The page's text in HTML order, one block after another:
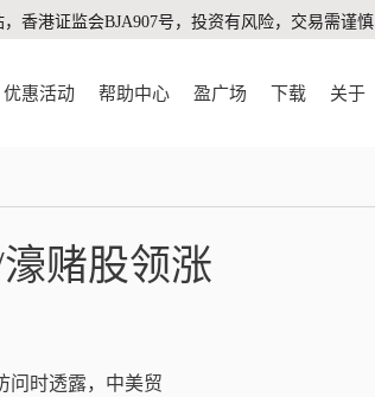
香港证监会BJA907号，投资有风险，交易需谨慎
优惠活动 帮助中心 盈广场 下载 关于
赌股领涨
问时透露，中美贸